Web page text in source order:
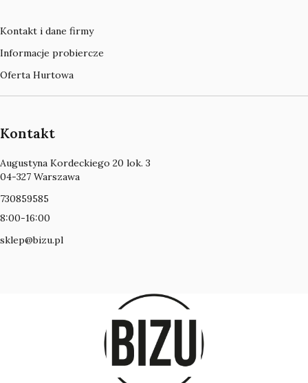
Kontakt i dane firmy
Informacje probiercze
Oferta Hurtowa
Kontakt
Adres:
Augustyna Kordeckiego 20 lok. 3
04-327 Warszawa
730859585
8:00-16:00
sklep@bizu.pl